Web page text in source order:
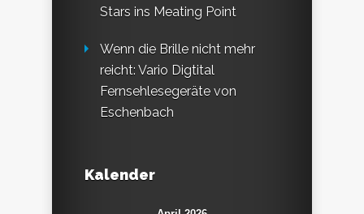
Stars ins Meating Point
Wenn die Brille nicht mehr
reicht: Vario Digtital
Fernsehlesegeräte von
Eschenbach
Kalender